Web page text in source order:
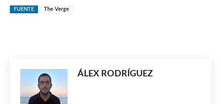
FUENTE The Verge
ÁLEX RODRÍGUEZ